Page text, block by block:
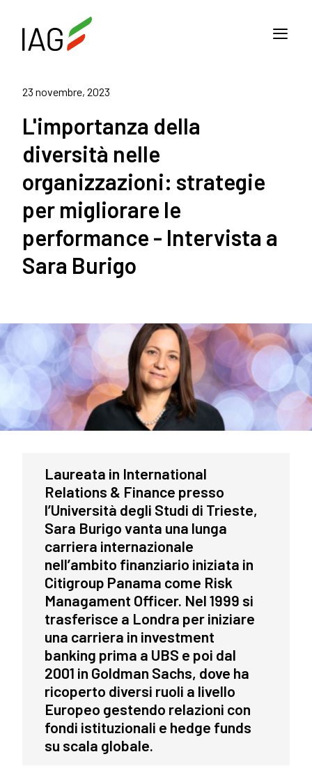
23 novembre, 2023
L'importanza della
diversità nelle
organizzazioni: strategie
per migliorare le
performance - Intervista a
Sara Burigo
Laureata in International
Relations & Finance presso
l’Università degli Studi di Trieste,
Sara Burigo vanta una lunga
carriera internazionale
nell’ambito finanziario iniziata in
Citigroup Panama come Risk
Managament Officer. Nel 1999 si
trasferisce a Londra per iniziare
una carriera in investment
banking prima a UBS e poi dal
2001 in Goldman Sachs, dove ha
ricoperto diversi ruoli a livello
Europeo gestendo relazioni con
fondi istituzionali e hedge funds
su scala globale.